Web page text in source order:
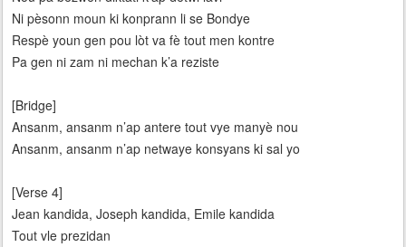
Ni pèsonn moun ki konprann li se Bondye
Respè youn gen pou lòt va fè tout men kontre
Pa gen ni zam ni mechan k’a reziste
[Bridge]
Ansanm, ansanm n’ap antere tout vye manyè nou
Ansanm, ansanm n’ap netwaye konsyans ki sal yo
[Verse 4]
Jean kandida, Joseph kandida, Emile kandida
Tout vle prezidan